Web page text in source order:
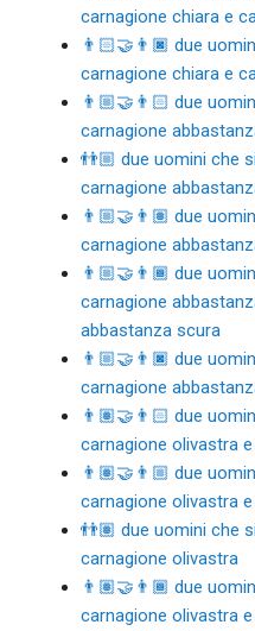
carnagione chiara e
👨🏻‍🤝‍👨🏿 due
carnagione chiara e
👨🏼‍🤝‍👨🏻 due
carnagione
👬🏼 due uomini che
carnagione
👨🏼‍🤝‍👨🏽 due
carnagione
👨🏼‍🤝‍👨🏾 due
carnagione
abbastanza scura
👨🏼‍🤝‍👨🏿 due
carnagione
👨🏽‍🤝‍👨🏻 due
carnagione olivastra
👨🏽‍🤝‍👨🏼 due
carnagione olivastra
👬🏽 due uomini che
carnagione olivastra
👨🏽‍🤝‍👨🏾 due
carnagione olivastra